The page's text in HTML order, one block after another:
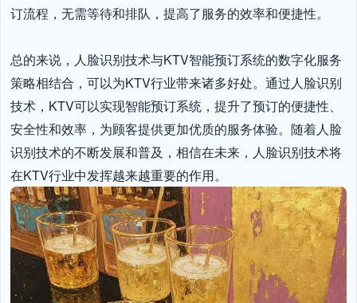
订流程，无需等待和排队，提高了服务的效率和便捷性。
总的来说，人脸识别技术与KTV智能预订系统的数字化服务
策略相结合，可以为KTV行业带来诸多好处。通过人脸识别
技术，KTV可以实现智能预订系统，提升了预订的便捷性、
安全性和效率，为顾客提供更加优质的服务体验。随着人脸
识别技术的不断发展和普及，相信在未来，人脸识别技术将
在KTV行业中发挥越来越重要的作用。